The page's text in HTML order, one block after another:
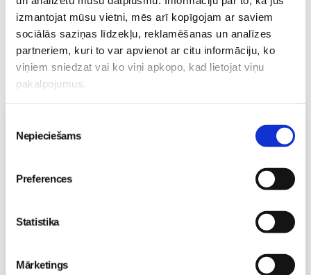
izmantojat mūsu vietni, mēs arī kopīgojam ar saviem
sociālās saziņas līdzekļu, reklamēšanas un analīzes
partneriem, kuri to var apvienot ar citu informāciju, ko
viņiem sniedzat vai ko viņi apkopo, kad lietojat viņu
pakalpojumus.
izvēle
Nepieciešams
Preferences
Statistika
Mārketings
Grūtnieču masāža, pēcdzemdību masāža, ķermeņa
Gerasimenko
Brīvo vietu skaits: